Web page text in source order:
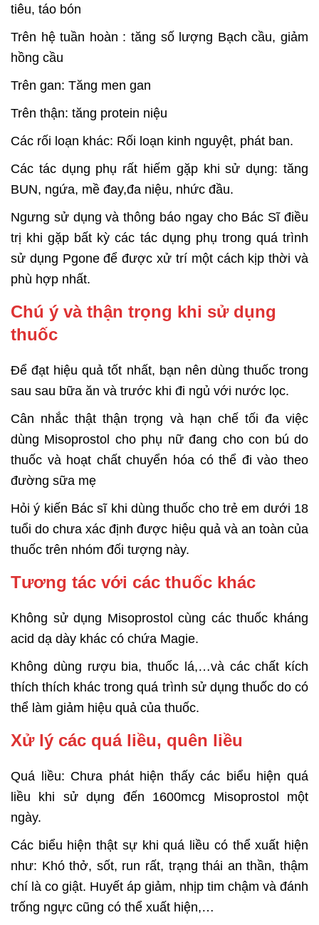
tiêu, táo bón
Trên hệ tuần hoàn : tăng số lượng Bạch cầu, giảm
hồng cầu
Trên gan: Tăng men gan
Trên thận: tăng protein niệu
Các rối loạn khác: Rối loạn kinh nguyệt, phát ban.
Các tác dụng phụ rất hiếm gặp khi sử dụng: tăng
BUN, ngứa, mề đay,đa niệu, nhức đầu.
Ngưng sử dụng và thông báo ngay cho Bác Sĩ điều
trị khi gặp bất kỳ các tác dụng phụ trong quá trình
sử dụng Pgone để được xử trí một cách kịp thời và
phù hợp nhất.
Chú ý và thận trọng khi sử dụng
thuốc
Để đạt hiệu quả tốt nhất, bạn nên dùng thuốc trong
sau sau bữa ăn và trước khi đi ngủ với nước lọc.
Cân nhắc thật thận trọng và hạn chế tối đa việc
dùng Misoprostol cho phụ nữ đang cho con bú do
thuốc và hoạt chất chuyển hóa có thể đi vào theo
đường sữa mẹ
Hỏi ý kiến Bác sĩ khi dùng thuốc cho trẻ em dưới 18
tuổi do chưa xác định được hiệu quả và an toàn của
thuốc trên nhóm đối tượng này.
Tương tác với các thuốc khác
Không sử dụng Misoprostol cùng các thuốc kháng
acid dạ dày khác có chứa Magie.
Không dùng rượu bia, thuốc lá,…và các chất kích
thích thích khác trong quá trình sử dụng thuốc do có
thể làm giảm hiệu quả của thuốc.
Xử lý các quá liều, quên liều
Quá liều: Chưa phát hiện thấy các biểu hiện quá
liều khi sử dụng đến 1600mcg Misoprostol một
ngày.
Các biểu hiện thật sự khi quá liều có thể xuất hiện
như: Khó thở, sốt, run rất, trạng thái an thần, thậm
chí là co giật. Huyết áp giảm, nhịp tim chậm và đánh
trống ngực cũng có thể xuất hiện,…